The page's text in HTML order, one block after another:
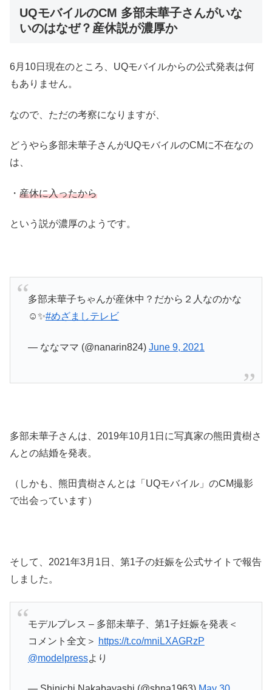
UQモバイルのCM 多部未華子さんがいな
いのはなぜ？産休説が濃厚か
6月10日現在のところ、UQモバイルからの公式発表は何
もありません。
なので、ただの考察になりますが、
どうやら多部未華子さんがUQモバイルのCMに不在なの
は、
・ 産休に入ったから
という説が濃厚のようです。
多部未華子ちゃんが産休中？だから２人なのかな
☺️✨#めざましテレビ
— ななママ (@nanarin824) June 9, 2021
多部未華子さんは、2019年10月1日に写真家の熊田貴樹さ
んとの結婚を発表。
（しかも、熊田貴樹さんとは「UQモバイル」のCM撮影
で出会っています）
そして、2021年3月1日、第1子の妊娠を公式サイトで報告
しました。
モデルプレス – 多部未華子、第1子妊娠を発表＜
コメント全文＞ https://t.co/mniLXAGRzP
@modelpressより